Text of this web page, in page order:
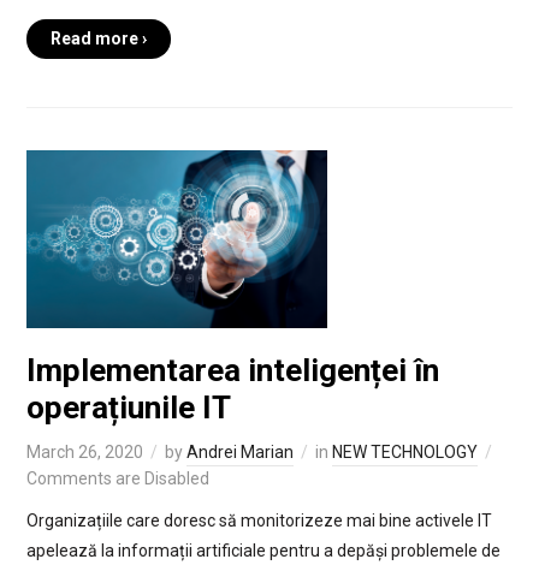
Read more ›
Implementarea inteligenței în
operațiunile IT
March 26, 2020 byAndrei Marian in NEW TECHNOLOGY
Comments are Disabled
Organizațiile care doresc să monitorizeze mai bine activele IT
apelează la informații artificiale pentru a depăși problemele de